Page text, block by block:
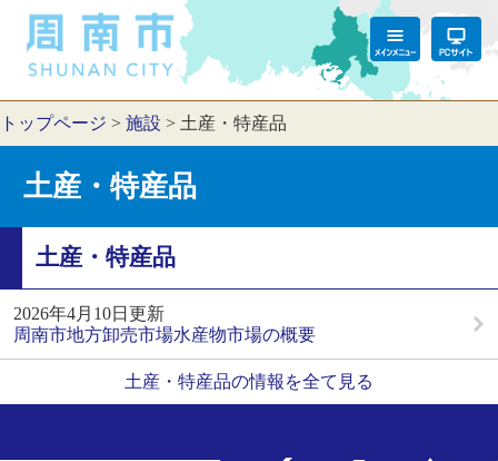
トップページ > 施設 > 土産・特産品
土産・特産品
土産・特産品
2026年4月10日更新
周南市地方卸売市場水産物市場の概要
土産・特産品の情報を全て見る